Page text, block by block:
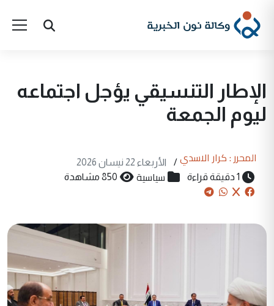
الإطار التنسيقي يؤجل اجتماعه
ليوم الجمعة
المحرر : كرار الاسدي /
الأربعاء 22 نيسان 2026
1 دقيقة قراءة
سياسية 850 مشاهدة